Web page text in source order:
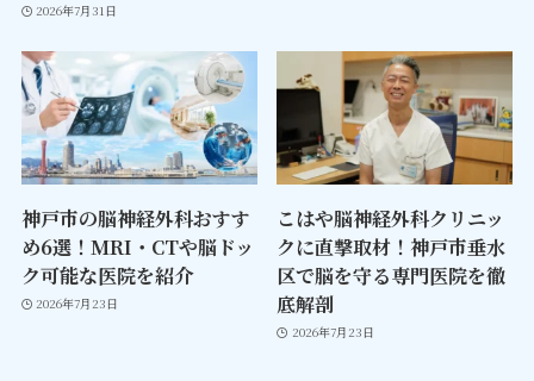
2026年7月31日
神戸市の脳神経外科おすす
め6選！MRI・CTや脳ドッ
ク可能な医院を紹介
2026年7月23日
こはや脳神経外科クリニッ
クに直撃取材！神戸市垂水
区で脳を守る専門医院を徹
底解剖
2026年7月23日